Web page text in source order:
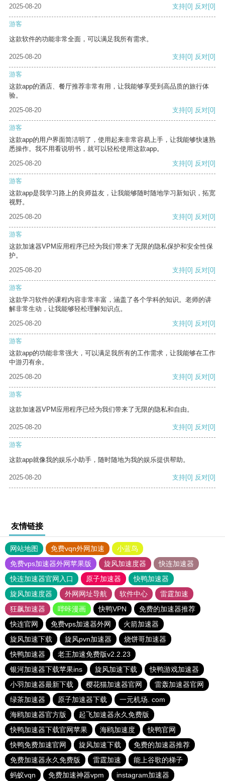
2025-08-20 支持[0] 反对[0]
游客
这款软件的功能非常全面，可以满足我所有需求。
2025-08-20 支持[0] 反对[0]
游客
这款app的酒店、餐厅推荐非常有用，让我能够享受到高品质的旅行体
验。
2025-08-20
支持[0] 反对[0]
游客
这款app的用户界面简洁明了，使用起来非常容易上手，让我能够快速熟
悉操作。我不用看说明书，就可以轻松使用这款app。
2025-08-20
支持[0] 反对[0]
游客
这款app是我学习路上的良师益友，让我能够随时随地学习新知识，拓宽
视野。
2025-08-20
支持[0] 反对[0]
游客
这款加速器VPM应用程序已经为我们带来了无限的隐私保护和安全性保
护。
2025-08-20
支持[0] 反对[0]
游客
这款学习软件的课程内容非常丰富，涵盖了各个学科的知识。老师的讲
解非常生动，让我能够轻松理解知识点。
2025-08-20
支持[0] 反对[0]
游客
这款app的功能非常强大，可以满足我所有的工作需求，让我能够在工作
中游刃有余。
2025-08-20
支持[0] 反对[0]
游客
这款加速器VPM应用程序已经为我们带来了无限的隐私和自由。
2025-08-20 支持[0] 反对[0]
游客
这款app就像我的娱乐小助手，随时随地为我的娱乐提供帮助。
2025-08-20 支持[0] 反对[0]
友情链接
网站地图 免费vqn外网加速
小蓝鸟
免费vps加速器外网苹果版
旋风加速度器
快连加速器
快连加速器官网入口
原子加速器
快鸭加速器
旋风加速度器
外网网址导航 软件中心
雷霆加速
狂飙加速器
哔咔漫画 快鸭VPN
免费的加速器推荐
快连官网
免费vps加速器外网
火箭加速器
旋风加速下载
旋风pvn加速器
烧饼哥加速器
快鸭加速器
老王加速免费版v2.2.23
银河加速器下载苹果ins
旋风加速下载
快鸭游戏加速器
小羽加速器最新下载
樱花猫加速器官网
雷轰加速器官网
绿茶加速器
原子加速器下载
一元机场. com
海鸥加速器官方版
起飞加速器永久免费版
快鸭加速器下载官网苹果
海鸥加速度
快鸭官网
快鸭免费加速官网
旋风加速下载
免费的加速器推荐
免费加速器永久免费版
雷霆加速
能上谷歌的梯子
蚂蚁vqn
免费加速神器vpm instagram加速器